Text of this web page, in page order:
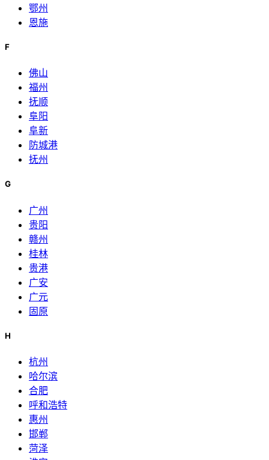
鄂州
恩施
F
佛山
福州
抚顺
阜阳
阜新
防城港
抚州
G
广州
贵阳
赣州
桂林
贵港
广安
广元
固原
H
杭州
哈尔滨
合肥
呼和浩特
惠州
邯郸
菏泽